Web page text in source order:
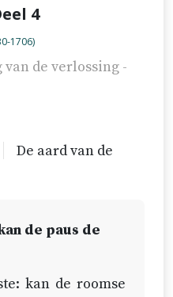
4
1706)
van de verlossing -
De aard van de
de paus de
kan de roomse